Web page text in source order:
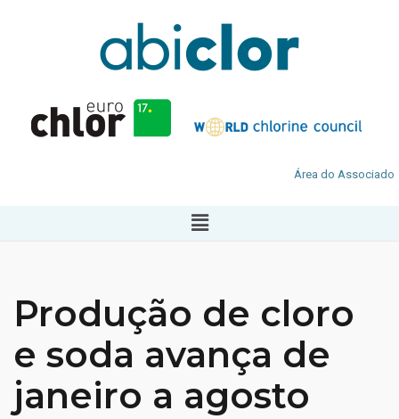
Área do Associado
Produção de cloro
e soda avança de
janeiro a agosto